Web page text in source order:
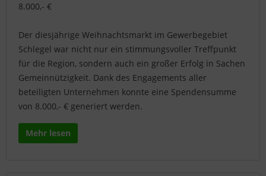
8.000,- €
Der diesjährige Weihnachtsmarkt im Gewerbegebiet
Schlegel war nicht nur ein stimmungsvoller Treffpunkt
für die Region, sondern auch ein großer Erfolg in Sachen
Gemeinnützigkeit. Dank des Engagements aller
beteiligten Unternehmen konnte eine Spendensumme
von 8.000,- € generiert werden.
Mehr lesen